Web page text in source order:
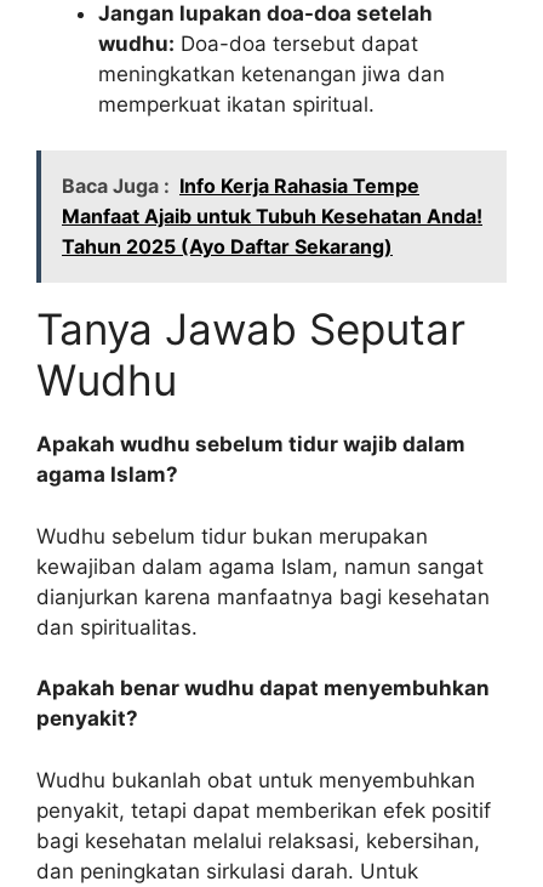
Jangan lupakan doa-doa setelah
wudhu: Doa-doa tersebut dapat
meningkatkan ketenangan jiwa dan
memperkuat ikatan spiritual.
Baca Juga : Info Kerja Rahasia Tempe
Manfaat Ajaib untuk Tubuh Kesehatan Anda!
Tahun 2025 (Ayo Daftar Sekarang)
Tanya Jawab Seputar
Wudhu
Apakah wudhu sebelum tidur wajib dalam
agama Islam?
Wudhu sebelum tidur bukan merupakan
kewajiban dalam agama Islam, namun sangat
dianjurkan karena manfaatnya bagi kesehatan
dan spiritualitas.
Apakah benar wudhu dapat menyembuhkan
penyakit?
Wudhu bukanlah obat untuk menyembuhkan
penyakit, tetapi dapat memberikan efek positif
bagi kesehatan melalui relaksasi, kebersihan,
dan peningkatan sirkulasi darah. Untuk